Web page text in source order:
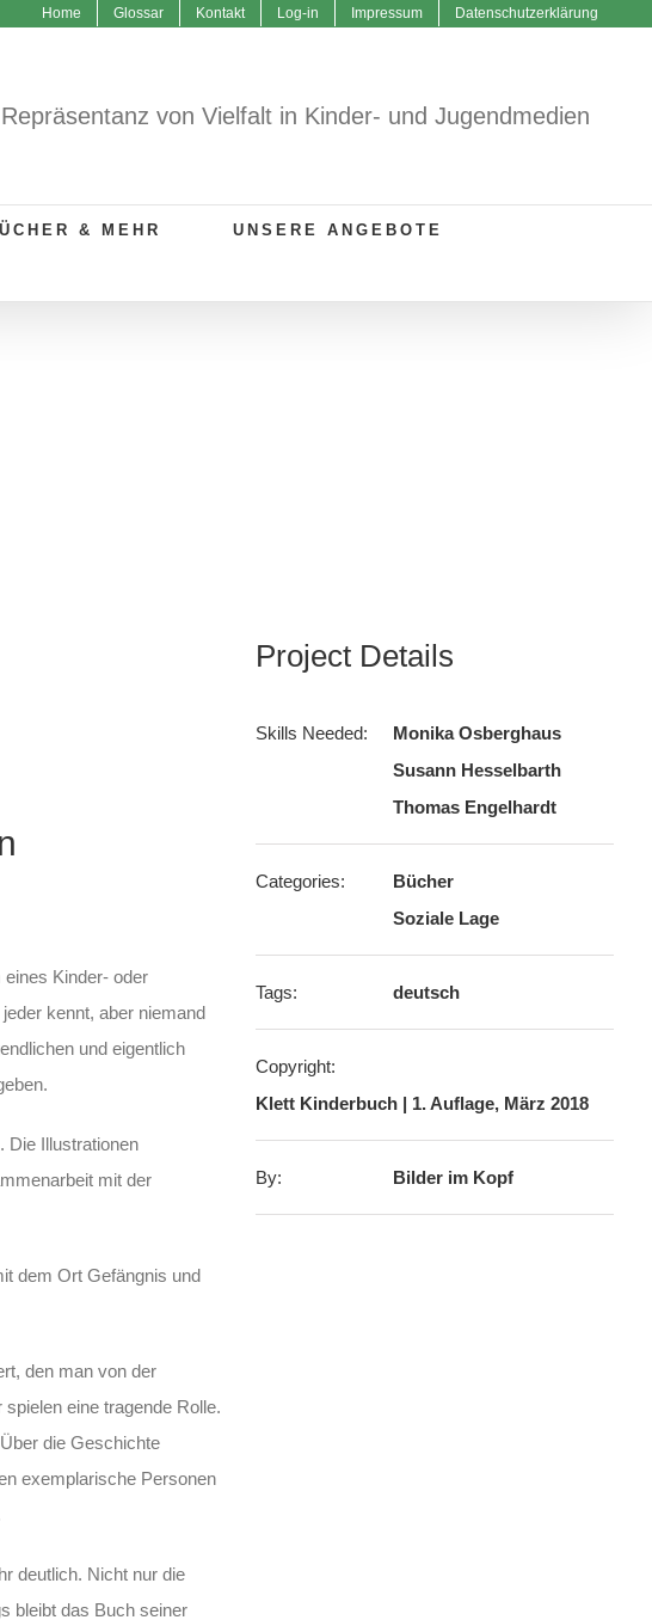
Home Glossar Kontakt Log-in Impressum Datenschutzerklärung
von Vielfalt in Kinder- und Jugendmedien
& MEHR UNSERE ANGEBOTE
eines Kinder- oder
kennt, aber niemand
und eigentlich
Die Illustrationen
mit der
dem Ort Gefängnis und
den man von der
eine tragende Rolle.
die Geschichte
exemplarische Personen
deutlich. Nicht nur die
bleibt das Buch seiner
Project Details
Skills Needed:
Monika Osberghaus
Susann Hesselbarth
Thomas Engelhardt
Categories:
Bücher
Soziale Lage
Tags: deutsch
Copyright:
Klett Kinderbuch | 1. Auflage, März 2018
By: Bilder im Kopf